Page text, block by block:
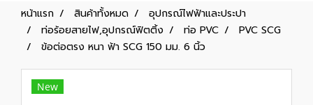
หน้าแรก สินค้าทั้งหมด
อุปกรณ์ไฟฟ้าและประปา
ท่อร้อยสายไฟ,อุปกรณ์ฟิตติ้ง
ท่อ PVC
PVC SCG
ข้อต่อตรง หนา ฟ้า SCG 150 มม. 6 นิ้ว
New